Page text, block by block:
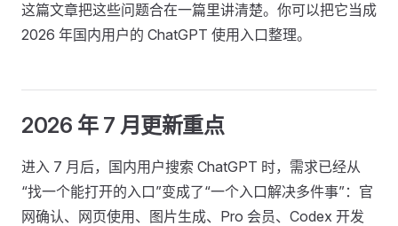
这篇文章把这些问题合在一篇里讲清楚。你可以把它当成
2026 年国内用户的 ChatGPT 使用入口整理。
2026 年 7 月更新重点
进入 7 月后，国内用户搜索 ChatGPT 时，需求已经从
“找一个能打开的入口”变成了“一个入口解决多件事”：官
网确认、网页使用、图片生成、Pro 会员、Codex 开发